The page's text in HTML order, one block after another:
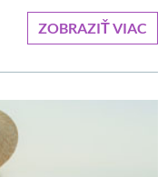
ZOBRAZIŤ VIAC